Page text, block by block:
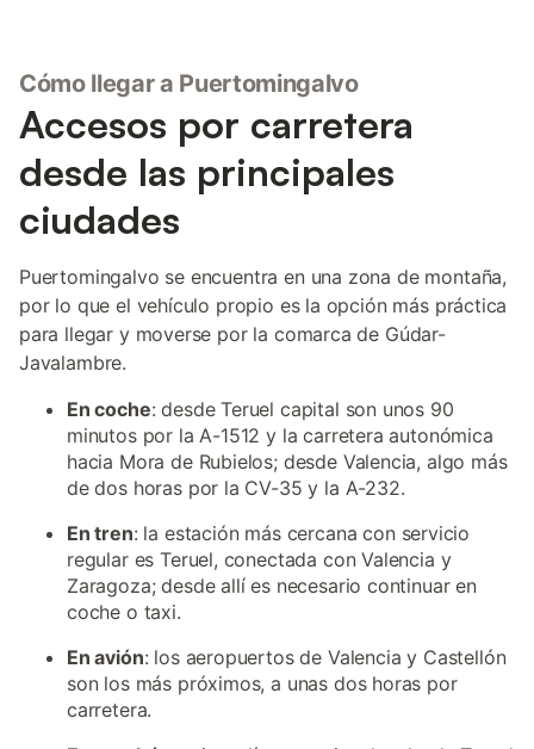
Cómo llegar a Puertomingalvo
Accesos por carretera
desde las principales
ciudades
Puertomingalvo se encuentra en una zona de montaña,
por lo que el vehículo propio es la opción más práctica
para llegar y moverse por la comarca de Gúdar-
Javalambre.
En coche: desde Teruel capital son unos 90
minutos por la A-1512 y la carretera autonómica
hacia Mora de Rubielos; desde Valencia, algo más
de dos horas por la CV-35 y la A-232.
En tren: la estación más cercana con servicio
regular es Teruel, conectada con Valencia y
Zaragoza; desde allí es necesario continuar en
coche o taxi.
En avión: los aeropuertos de Valencia y Castellón
son los más próximos, a unas dos horas por
carretera.